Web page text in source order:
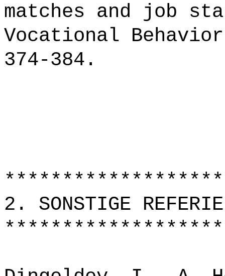
matches and job
Vocational
374-384.
2. SONSTIGE